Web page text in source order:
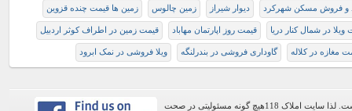
و فروش مسکن شهرکرد دیوار شیراز زمین چالوس زمین ها قیمت چنده قزوین
ویلا در شمال کنار دریا قیمت روز اپارتمان مهاباد قیمت زمین در اطراف کوثر اردبیل
مغازه در کلاله گاوداری فروشی در بندرلنگه ویلا فروشی در نمک ابرود
اطلاعات موجود در این وب سایت از طریق کاربران عمومی سایت ثبت شده است. لذا سایت املاک 118هیچ گونه مسئولیتی در صحت